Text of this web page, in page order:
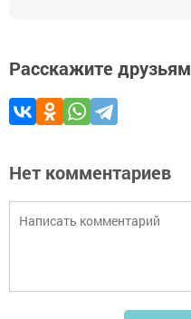
Расскажите друзьям
Нет комментариев